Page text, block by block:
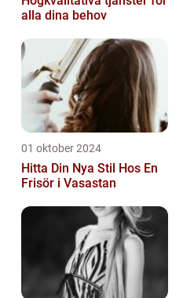
alla dina behov
01 oktober 2024
Hitta Din Nya Stil Hos En
Frisör i Vasastan